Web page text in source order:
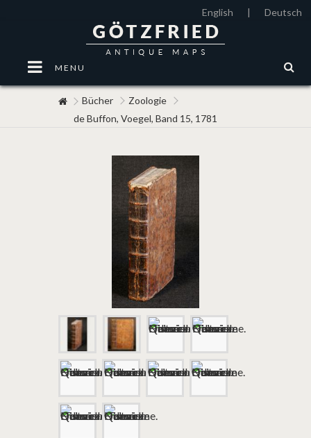
English | Deutsch
MENU
Bücher
Zoologie
de Buffon, Voegel, Band 15, 1781